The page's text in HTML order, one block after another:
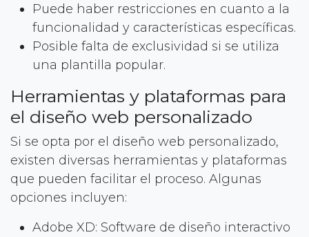
Puede haber restricciones en cuanto a la
funcionalidad y características específicas.
Posible falta de exclusividad si se utiliza
una plantilla popular.
Herramientas y plataformas para
el diseño web personalizado
Si se opta por el diseño web personalizado,
existen diversas herramientas y plataformas
que pueden facilitar el proceso. Algunas
opciones incluyen:
Adobe XD: Software de diseño interactivo